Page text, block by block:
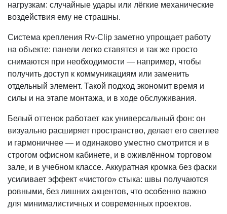
нагрузкам: случайные удары или лёгкие механические
воздействия ему не страшны.
Система крепления Rv‑Clip заметно упрощает работу
на объекте: панели легко ставятся и так же просто
снимаются при необходимости — например, чтобы
получить доступ к коммуникациям или заменить
отдельный элемент. Такой подход экономит время и
силы и на этапе монтажа, и в ходе обслуживания.
Белый оттенок работает как универсальный фон: он
визуально расширяет пространство, делает его светлее
и гармоничнее — и одинаково уместно смотрится и в
строгом офисном кабинете, и в оживлённом торговом
зале, и в учебном классе. Аккуратная кромка без фаски
усиливает эффект «чистого» стыка: швы получаются
ровными, без лишних акцентов, что особенно важно
для минималистичных и современных проектов.